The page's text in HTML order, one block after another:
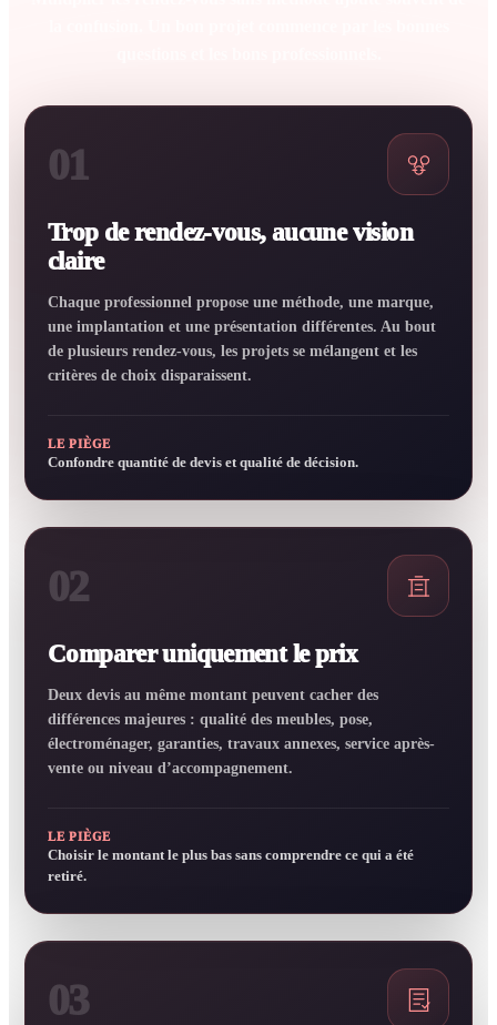
01
Trop de rendez-vous, aucune vision
claire
Chaque professionnel propose une méthode, une marque,
une implantation et une présentation différentes. Au bout
de plusieurs rendez-vous, les projets se mélangent et les
critères de choix disparaissent.
LE PIÈGE
Confondre quantité de devis et qualité de décision.
02
Comparer uniquement le prix
Deux devis au même montant peuvent cacher des
différences majeures : qualité des meubles, pose,
électroménager, garanties, travaux annexes, service après-
vente ou niveau d’accompagnement.
LE PIÈGE
Choisir le montant le plus bas sans comprendre ce qui a été
retiré.
03